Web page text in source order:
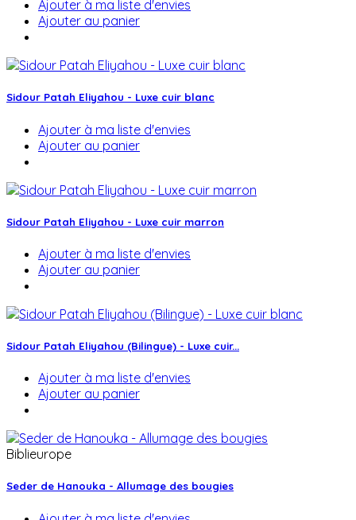
Ajouter à ma liste d'envies
Ajouter au panier
Sidour Patah Eliyahou - Luxe cuir blanc
Ajouter à ma liste d'envies
Ajouter au panier
Sidour Patah Eliyahou - Luxe cuir marron
Ajouter à ma liste d'envies
Ajouter au panier
Sidour Patah Eliyahou (Bilingue) - Luxe cuir...
Ajouter à ma liste d'envies
Ajouter au panier
Biblieurope
Seder de Hanouka - Allumage des bougies